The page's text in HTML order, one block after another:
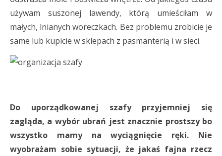
używam suszonej lawendy, którą umieściłam w
małych, lnianych woreczkach. Bez problemu zrobicie je
same lub kupicie w sklepach z pasmanterią i w sieci.
Do uporządkowanej szafy przyjemniej się
zagląda, a wybór ubrań jest znacznie prostszy bo
wszystko mamy na wyciągnięcie ręki. Nie
wyobrażam sobie sytuacji, że jakaś fajna rzecz